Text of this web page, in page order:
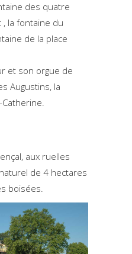
des quatre
, la fontaine du
de la place
et son orgue de
Augustins, la
aux ruelles
de 4 hectares
boisées.